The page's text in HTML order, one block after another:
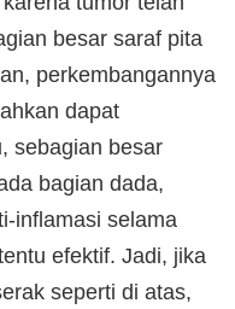
besar saraf pita
perkembangannya
dapat
sebagian besar
bagian dada,
inflamasi selama
efektif. Jadi, jika
seperti di atas,